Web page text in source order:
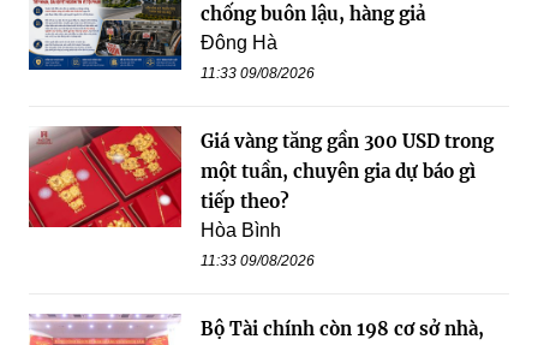
chống buôn lậu, hàng giả
Đông Hà
11:33 09/08/2026
Giá vàng tăng gần 300 USD trong
một tuần, chuyên gia dự báo gì
tiếp theo?
Hòa Bình
11:33 09/08/2026
Bộ Tài chính còn 198 cơ sở nhà,